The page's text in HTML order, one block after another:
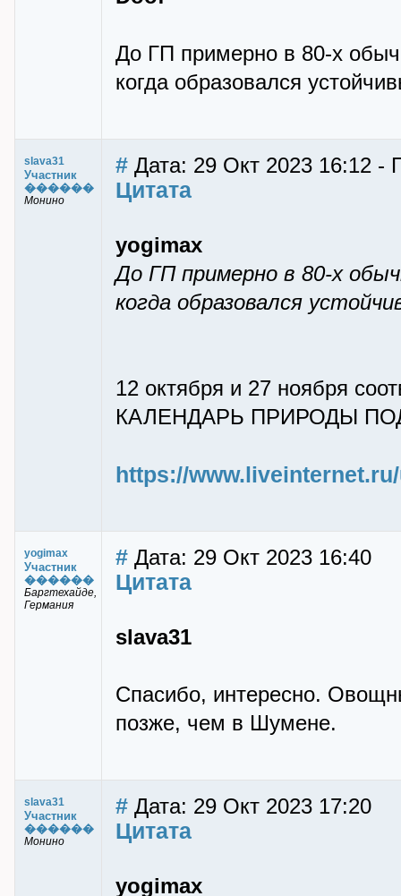
До ГП примерно в 80-х
когда образовался
slava31
Участник
������
Монино
# Дата: 29 Окт 2023 16:12 -
Цитата
yogimax
До ГП примерно в 80-х
когда образовался
12 октября и 27 ноября
КАЛЕНДАРЬ ПРИРОДЫ
https://
yogimax
Участник
������
Баргтехайде,
Германия
# Дата: 29 Окт 2023 16:40
Цитата
slava31
Спасибо, интересно.
позже, чем в Шумене.
slava31
Участник
������
Монино
# Дата: 29 Окт 2023 17:20
Цитата
yogimax